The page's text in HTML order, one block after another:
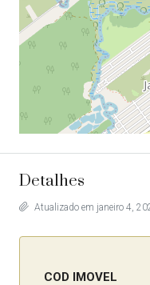
Detalhes
Atualizado em janeiro 4,
COD IMOVEL